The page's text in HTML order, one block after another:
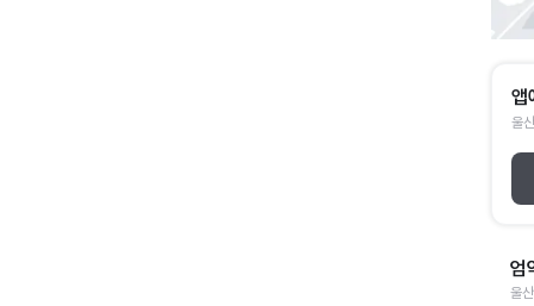
앱
울
엄
울